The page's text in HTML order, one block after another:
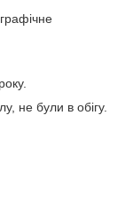
не були в обігу.